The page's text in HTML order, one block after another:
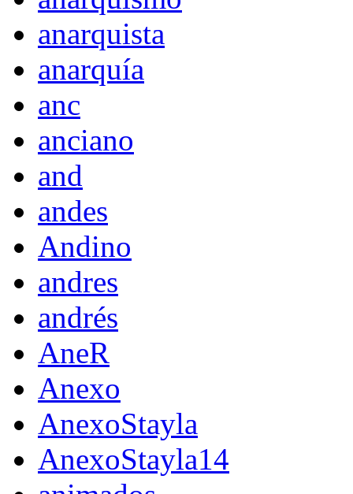
anarquista
anarquía
anc
anciano
and
andes
Andino
andres
andrés
AneR
Anexo
AnexoStayla
AnexoStayla14